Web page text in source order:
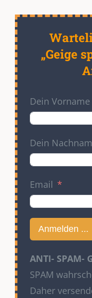
„Geige
Dein Vorname
Dein
Email
Anmelden ...
ANTI- SPAM-
SPAM
Daher